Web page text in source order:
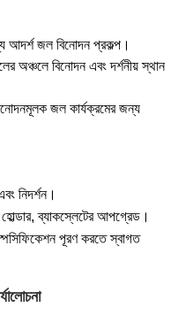
আদর্শ জল বিনোদন প্রকল্প।
অঞ্চলে বিনোদন এবং দর্শনীয় স্থান
জল কার্যক্রমের জন্য
নিদর্শন।
হোল্ডার, ব্যাকস্লেটের আপগ্রেড।
পূরণ করতে স্বাগত